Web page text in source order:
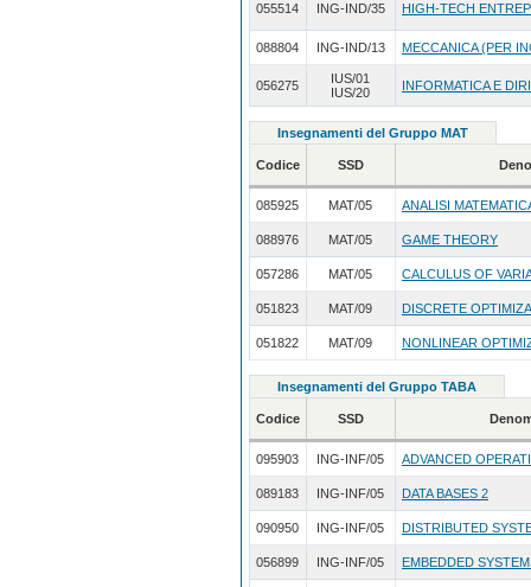
055514 ING-IND/35 HIGH-TECH
088804 ING-IND/13 MECCANICA (PER
056275
IUS/01
IUS/20
INFORMATICA E
Insegnamenti del Gruppo MAT
Codice SSD
085925 MAT/05 ANALISI
088976 MAT/05 GAME THEORY
057286 MAT/05 CALCULUS OF
051823 MAT/09 DISCRETE
051822 MAT/09 NONLINEAR
Insegnamenti del Gruppo TABA
Codice SSD
095903 ING-INF/05 ADVANCED
089183 ING-INF/05 DATA BASES 2
090950 ING-INF/05 DISTRIBUTED
056899 ING-INF/05 EMBEDDED